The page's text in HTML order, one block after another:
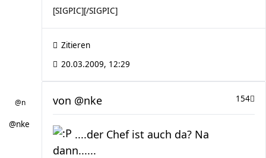
[SIGPIC][/SIGPIC]
Zitieren
20.03.2009, 12:29
@nke
154
von @nke
....der Chef ist auch da? Na
dann......